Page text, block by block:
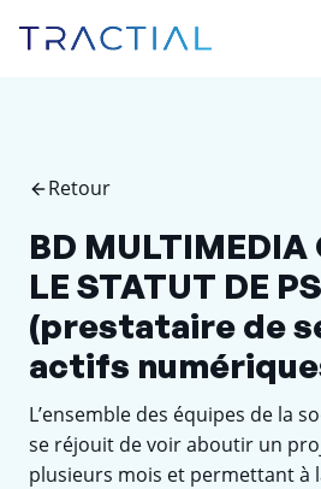
Retour
BD MULTIMEDIA
LE STATUT DE
(prestataire de
actifs
L’ensemble des équipes de la
se réjouit de voir aboutir un
plusieurs mois et permettant à